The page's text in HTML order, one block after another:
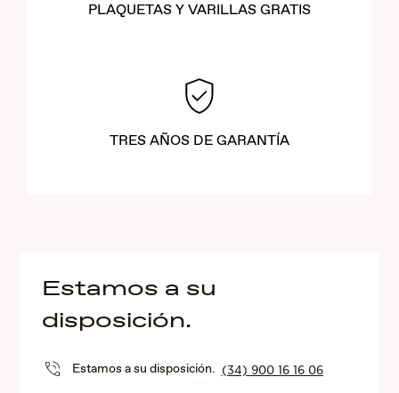
PLAQUETAS Y VARILLAS GRATIS
TRES AÑOS DE GARANTÍA
Estamos a su
disposición.
Estamos a su disposición. (34) 900 16 16 06